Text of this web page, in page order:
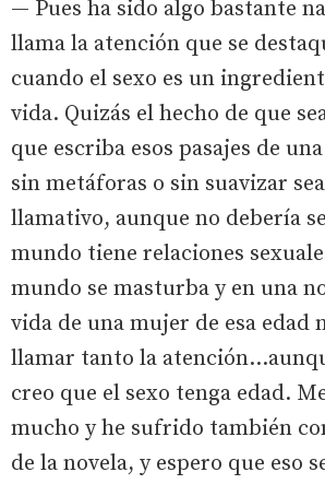
— Pues ha sido algo bastante
llama la atención que se
cuando el sexo es un
vida. Quizás el hecho de que
que escriba esos pasajes de
sin metáforas o sin suavizar
llamativo, aunque no debería
mundo tiene relaciones
mundo se masturba y en una
vida de una mujer de esa edad
llamar tanto la
creo que el sexo tenga edad.
mucho y he sufrido también
de la novela, y espero que eso